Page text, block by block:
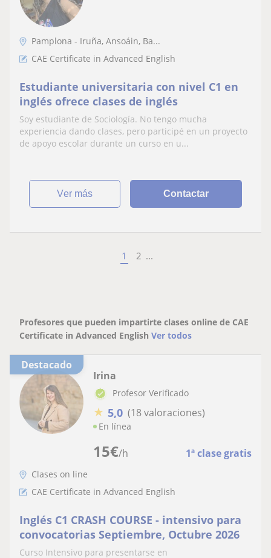
Pamplona - Iruña, Ansoáin, Ba...
CAE Certificate in Advanced English
Estudiante universitaria con nivel C1 en
inglés ofrece clases de inglés
Soy estudiante de Sociología. No tengo mucha
experiencia dando clases, pero participé en un proyecto
de apoyo escolar durante un curso en u...
ver más Contactar
1 2 ...
Profesores que pueden impartirte clases online de CAE
Certificate in Advanced English Ver todos
Destacado
15€/h 1ª clase gratis
Irina
Profesor Verificado
★ 5,0 (18 valoraciones)
En línea
Clases on line
CAE Certificate in Advanced English
Inglés C1 CRASH COURSE - intensivo para
convocatorias Septiembre, Octubre 2026
Curso Intensivo para presentarse en